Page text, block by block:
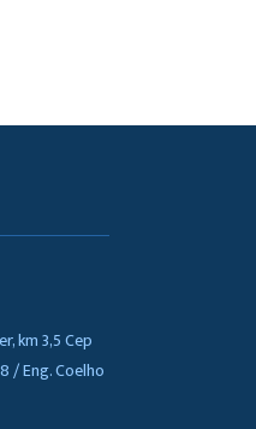
km 3,5 Cep
/ Eng. Coelho